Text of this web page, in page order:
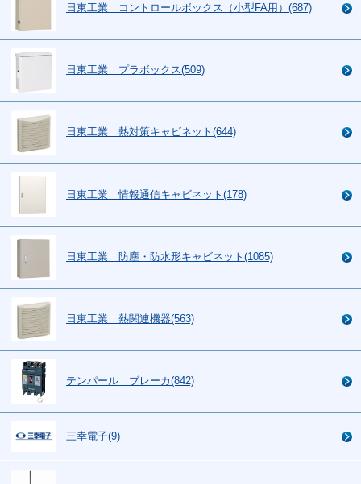
日東工業 コントロールボックス（小型FA用）(687)
日東工業 プラボックス(509)
日東工業 熱対策キャビネット(644)
日東工業 情報通信キャビネット(178)
日東工業 防塵・防水形キャビネット(1085)
日東工業 熱関連機器(563)
テンパール ブレーカ(842)
三幸電子(9)